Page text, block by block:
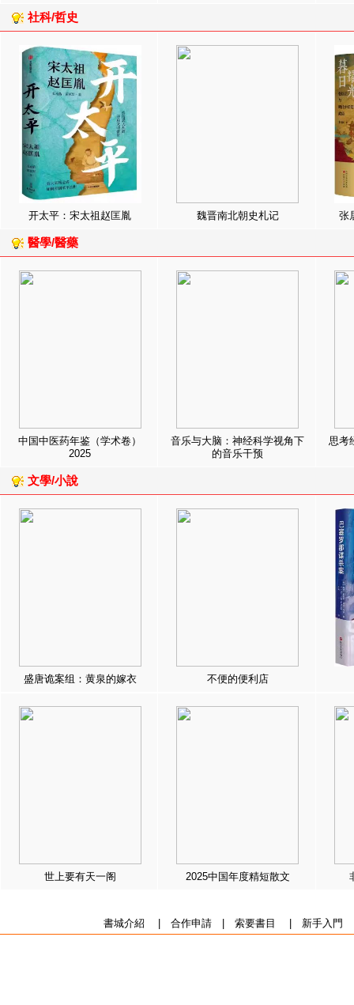
社科/哲史
开太平：宋太祖赵匡胤 魏晋南北朝史札记 张
醫學/醫藥
中国中医药年鉴（学术卷）
2025
音乐与大脑：神经科学视角下
的音乐干预
思考
文學/小說
盛唐诡案组：黄泉的嫁衣 不便的便利店
世上要有天一阁 2025中国年度精短散文
書城介紹 合作申請| 索要書目 新手入門